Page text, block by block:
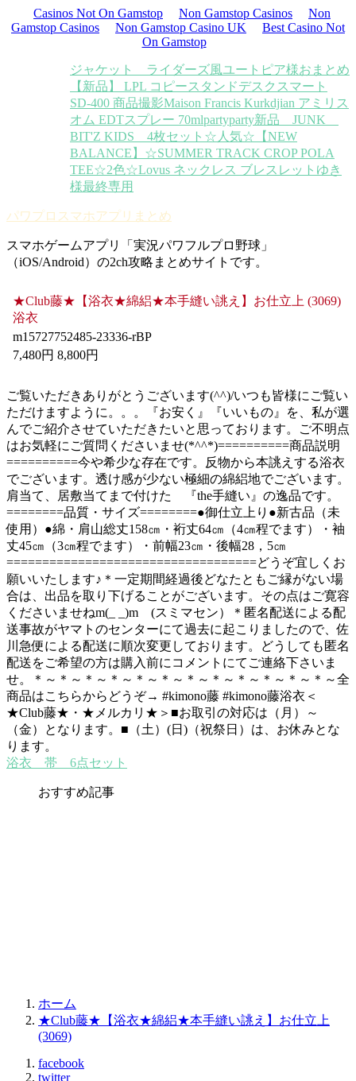
Casinos Not On Gamstop Non Gamstop Casinos
Non
Gamstop Casinos
Non Gamstop Casino UK
Best Casino Not
On Gamstop
ジャケット ライダーズ風ユートピア様おまとめ
【新品】 LPL コピースタンドデスクスマート
SD-400 商品撮影Maison Francis Kurkdjian アミリス
オム EDTスプレー 70mlpartyparty新品 JUNK
BIT'Z KIDS 4枚セット ☆人気☆【NEW
BALANCE】☆SUMMER TRACK CROP POLA
TEE☆2色☆Lovus ネックレス ブレスレット ゆき
様最終専用
パワプロスマホアプリまとめ
スマホゲームアプリ「実況パワフルプロ野球」
（iOS/Android）の2ch攻略まとめサイトです。
★Club藤★【浴衣★綿絽★本手縫い誂え】お仕立上 (3069)
浴衣
m15727752485-23336-rBP
7,480円 8,800円
ご覧いただきありがとうございます(^^)/いつも皆様にご覧い
ただけますように。。。『お安く』『いいもの』を、私が選
んでご紹介させていただきたいと思っております。ご不明点
はお気軽にご質問くださいませ(*^^*)==========商品説明
==========今や希少な存在です。反物から本誂えする浴衣
でございます。透け感が少ない極細の綿絽地でございます。
肩当て、居敷当てまで付けた 『the手縫い』の逸品です。
========品質・サイズ========●御仕立上り●新古品（未
使用）●綿・肩山総丈158㎝・裄丈64㎝（4㎝程でます）・袖
丈45㎝（3㎝程でます）・前幅23㎝・後幅28，5㎝
===================================どうぞ宜しくお
願いいたします♪＊一定期間経過後どなたともご縁がない場
合は、出品を取り下げることがございます。その点はご寛容
くださいませねm(_ _)m (スミマセン）＊匿名配送による配
送事故がヤマトのセンターにて過去に起こりましたので、佐
川急便による配送に順次変更しております。どうしても匿名
配送をご希望の方は購入前にコメントにてご連絡下さいま
せ。＊～＊～＊～＊～＊～＊～＊～＊～＊～＊～＊～＊～全
商品はこちらからどうぞ→ #kimono藤 #kimono藤浴衣＜
★Club藤★・★メルカリ★＞■お取引の対応は（月）～
（金）となります。■（土）(日)（祝祭日）は、お休みとな
ります。
浴衣 帯 6点セット
おすすめ記事
ホーム
★Club藤★【浴衣★綿絽★本手縫い誂え】お仕立上
(3069)
facebook
twitter